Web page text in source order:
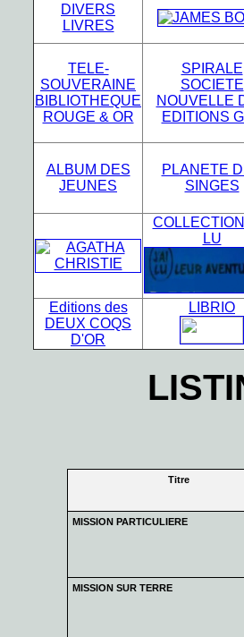
DIVERS
LIVRES
TELE-
SOUVERAINE
BIBLIOTHEQUE
ROUGE & OR
SPIRALE
SOCIETE
NOUVELLE
EDITIONS
ALBUM DES
JEUNES
PLANETE
SINGES
LU
Editions des
DEUX COQS
D'OR
LIBRIO
Titre
MISSION PARTICULIERE
MISSION SUR TERRE